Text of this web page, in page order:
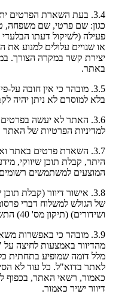
3.4. בעת השארת הפרטים
כגון: שם פרטי, שם משפחה,
פעילה (לשיקול דעתו
או שגויים עלולים למנוע
יצירת קשר במקרה הצורך.
באתר.
3.5. מובהר כי אין חובה
בלא למוסרם לא ניתן יהיה
3.6. האתר לא יעשה
למדיניות הפרטיות של האתר
3.7. השארת פרטים באתר
היתר, קבלת תוכן שיווקי,
המוצעים למשתמשים
3.8. אישור דיוור (קבלת
של הגולש למשלוח דברי
ושידורים) (תיקון מס' 40) התשס"ח – 2008 ("חוק התקשורת").
3.9. מובהר כי באפשרות
מהדיוור באמצעות לחיצה
מלל דומה שמופיע בתחתית
לאתר בדוא"ל. כל עוד לא
כאמור, רשאי האתר, בכפוף
דיוור ישיר כאמור.